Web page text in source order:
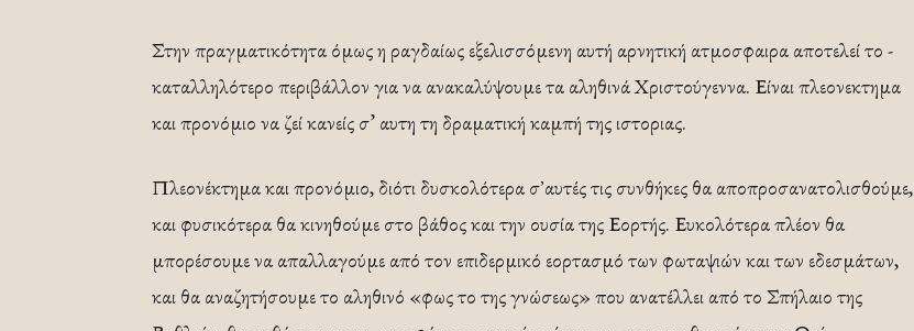
Στην πραγματικότητα όμως η ­ραγδαί­­ως εξελισσόμενη αυτή ­αρνητική α­­­­τμο­­σφαιρα αποτελεί το ­
καταλληλότερο περιβάλλον για να ανακαλύψουμε τα αληθινά Χριστούγεννα. Είναι ­πλεο­νε­κτημα
και προνόμιο να ζεί ­κανείς σ’ αυ­τη τη δραματική καμπή της ιστο­ρι­ας.
Πλεονέκτημα και προνόμιο, διότι ­δυ­σ­­κολότερα σ᾿ αυτές τις συνθήκες θα α­­­ποπροσανατολισθούμε,
και φυσικότερα θα κινηθούμε στο βάθος και την ουσία της Εορτής. Ευκολότερα πλέον θα
μπορέσουμε να απαλλαγούμε από τον επιδερμικό εορτασμό των φωταψιών και των εδεσμάτων,
και θα αναζητήσουμε το αληθινό «φως το της γνώσεως» που ανατέλλει από το Σπήλαιο της